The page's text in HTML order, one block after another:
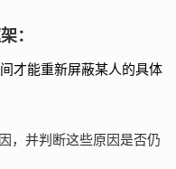
：
才能重新屏蔽某人的具体
，并判断这些原因是否仍